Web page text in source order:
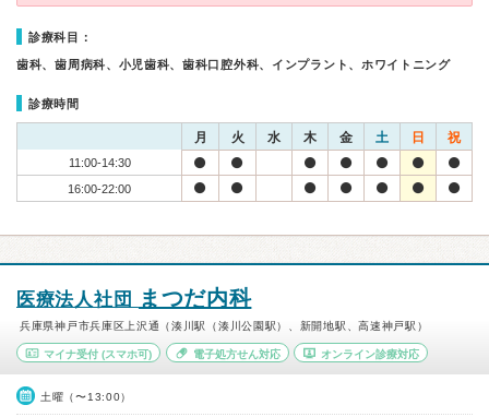
診療科目：
歯科、歯周病科、小児歯科、歯科口腔外科、インプラント、ホワイトニング
診療時間
月 火 水 木 金 土 日 祝
11:00-14:30
16:00-22:00
医療法人社団 まつだ内科
兵庫県神戸市兵庫区上沢通（湊川駅（湊川公園駅）、新開地駅、高速神戸駅）
マイナ受付 (スマホ可) 電子処方せん対応 オンライン診療対応
土曜（〜13:00）